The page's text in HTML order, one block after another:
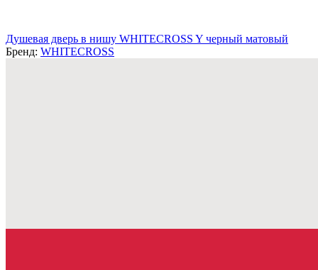
Душевая дверь в нишу WHITECROSS Y черный матовый
Бренд: WHITECROSS